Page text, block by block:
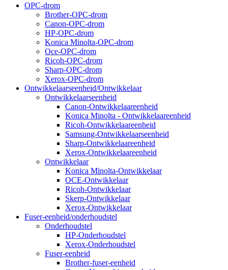
OPC-drom
Brother-OPC-drom
Canon-OPC-drom
HP-OPC-drom
Konica Minolta-OPC-drom
Oce-OPC-drom
Ricoh-OPC-drom
Sharp-OPC-drom
Xerox-OPC-drom
Ontwikkelaarseenheid/Ontwikkelaar
Ontwikkelaarseenheid
Canon-Ontwikkelaareenheid
Konica Minolta - Ontwikkelaareenheid
Ricoh-Ontwikkelaareenheid
Samsung-Ontwikkelaarseenheid
Sharp-Ontwikkelaareenheid
Xerox-Ontwikkelaareenheid
Ontwikkelaar
Konica Minolta-Ontwikkelaar
OCE-Ontwikkelaar
Ricoh-Ontwikkelaar
Skerp-Ontwikkelaar
Xerox-Ontwikkelaar
Fuser-eenheid/onderhoudstel
Onderhoudstel
HP-Onderhoudstel
Xerox-Onderhoudstel
Fuser-eenheid
Brother-fuser-eenheid